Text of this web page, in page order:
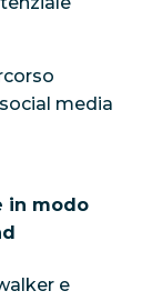
media
in modo
e